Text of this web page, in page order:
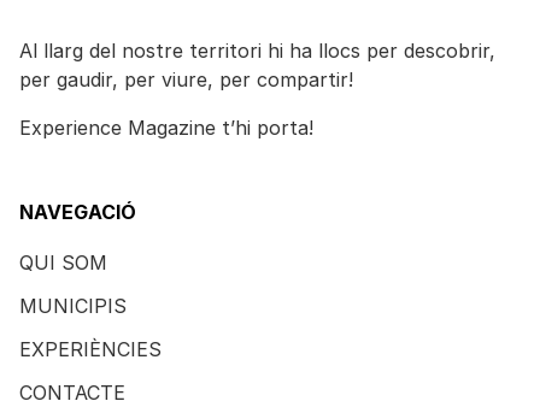
Al llarg del nostre territori hi ha llocs per descobrir,
per gaudir, per viure, per compartir!
Experience Magazine t’hi porta!
NAVEGACIÓ
QUI SOM
MUNICIPIS
EXPERIÈNCIES
CONTACTE